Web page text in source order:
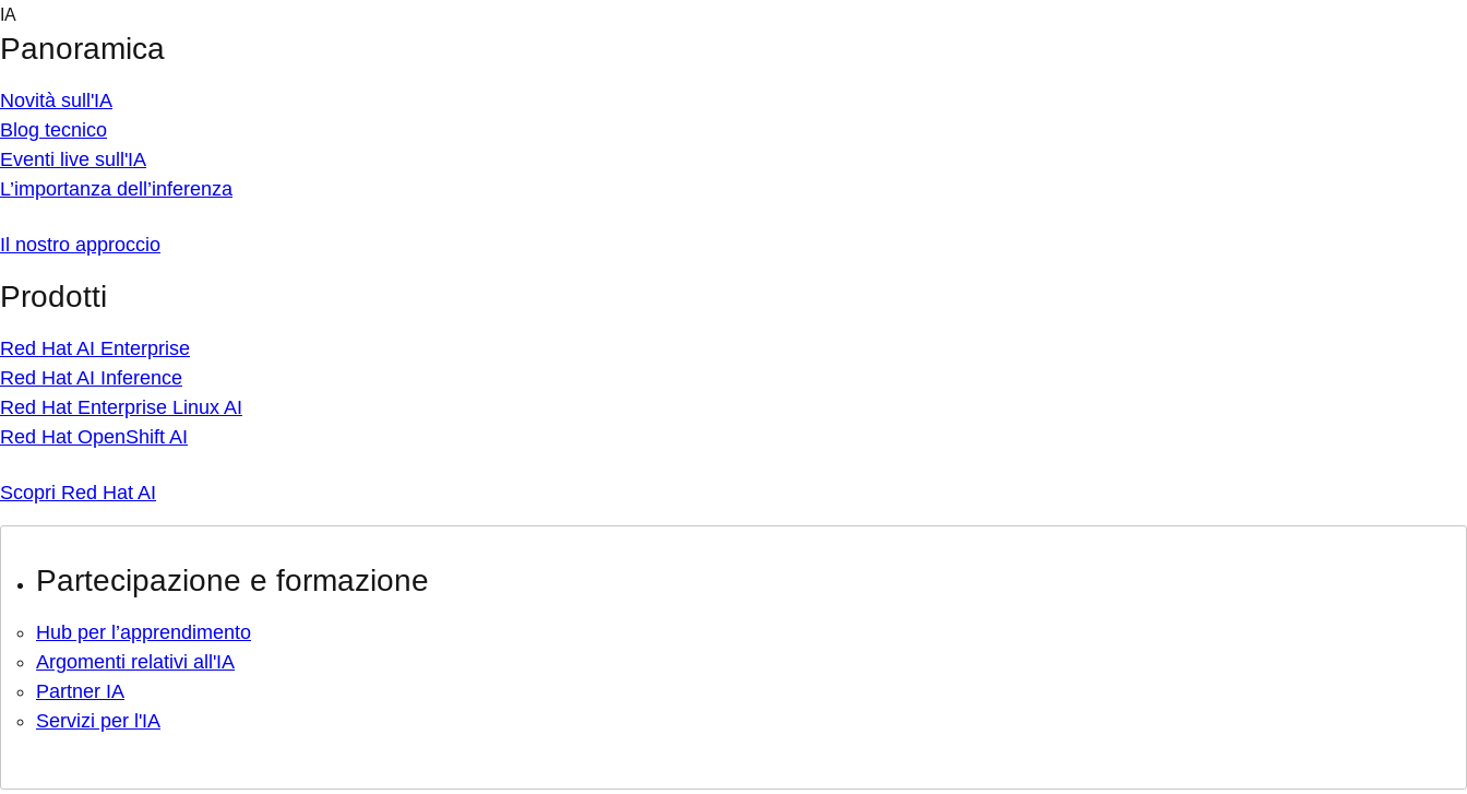
Skip
content
IA
Panoramica
Novità sull'IA
Blog tecnico
Eventi live sull'IA
L’importanza dell’inferenza
Il nostro approccio
Prodotti
Red Hat AI Enterprise
Red Hat AI Inference
Red Hat Enterprise Linux AI
Red Hat OpenShift AI
Scopri Red Hat AI
Partecipazione e formazione
Hub per l’apprendimento
Argomenti relativi all'IA
Partner IA
Servizi per l'IA